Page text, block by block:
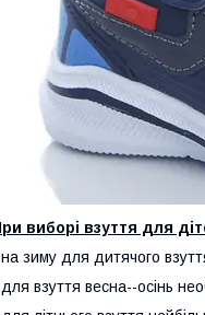
виборі взуття для
зиму для дитячого
взуття весна--осінь